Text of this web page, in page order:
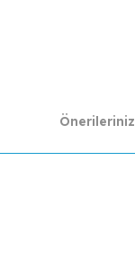
Önerileriniz